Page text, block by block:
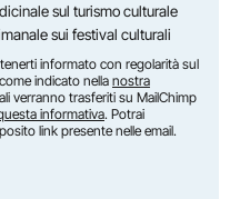
sul turismo culturale
sui festival culturali
informato con regolarità sul
indicato nella nostra
verranno trasferiti su MailChimp
informativa. Potrai
link presente nelle email.